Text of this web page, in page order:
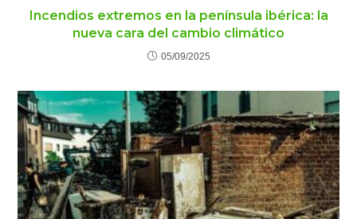
Incendios extremos en la península ibérica: la
nueva cara del cambio climático
05/09/2025